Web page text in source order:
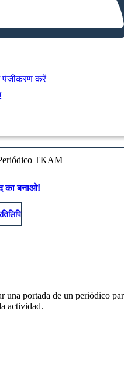
पंजीकरण करें
का बनाओ!
una portada de un periódico
actividad.